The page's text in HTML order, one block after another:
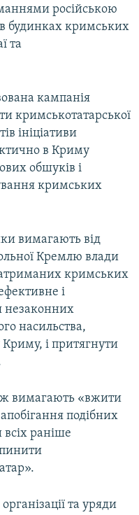
російською
будинках кримських
та
кампанія
кримськотатарської
ініціативи
в Криму
обшуків і
кримських
вимагають від
Кремлю влади
кримських
і
незаконних
насильства,
Криму, і притягнути
вимагають «вжити
подібних
раніше
та уряди